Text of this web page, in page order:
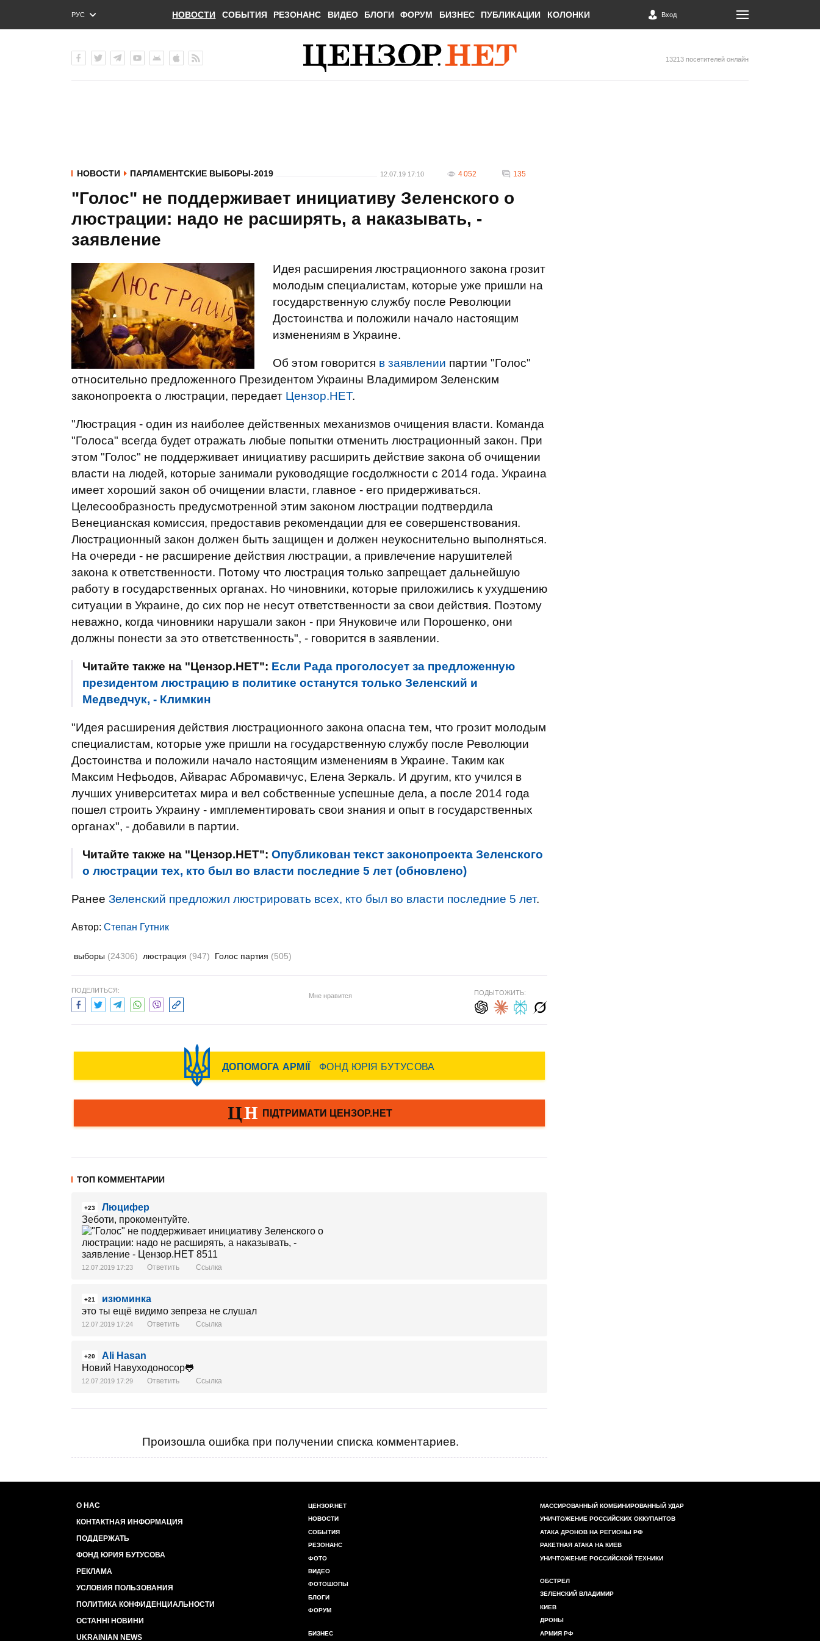
РУС
ENG
НОВОСТИ СОБЫТИЯ РЕЗОНАНС ВИДЕО БЛОГИ ФОРУМ БИЗНЕС ПУБЛИКАЦИИ КОЛОНКИ Вход
13213 посетителей онлайн
НОВОСТИ ПАРЛАМЕНТСКИЕ ВЫБОРЫ-2019 12.07.19 17:10 4 052 135
"Голос" не поддерживает инициативу Зеленского о
люстрации: надо не расширять, а наказывать, -
заявление
Идея расширения люстрационного закона грозит
молодым специалистам, которые уже пришли на
государственную службу после Революции
Достоинства и положили начало настоящим
изменениям в Украине.
Об этом говорится в заявлении партии "Голос"
относительно предложенного Президентом Украины Владимиром Зеленским
законопроекта о люстрации, передает Цензор.НЕТ.
"Люстрация - один из наиболее действенных механизмов очищения власти. Команда
"Голоса" всегда будет отражать любые попытки отменить люстрационный закон. При
этом "Голос" не поддерживает инициативу расширить действие закона об очищении
власти на людей, которые занимали руководящие госдолжности с 2014 года. Украина
имеет хороший закон об очищении власти, главное - его придерживаться.
Целесообразность предусмотренной этим законом люстрации подтвердила
Венецианская комиссия, предоставив рекомендации для ее совершенствования.
Люстрационный закон должен быть защищен и должен неукоснительно выполняться.
На очереди - не расширение действия люстрации, а привлечение нарушителей
закона к ответственности. Потому что люстрация только запрещает дальнейшую
работу в государственных органах. Но чиновники, которые приложились к ухудшению
ситуации в Украине, до сих пор не несут ответственности за свои действия. Поэтому
неважно, когда чиновники нарушали закон - при Януковиче или Порошенко, они
должны понести за это ответственность", - говорится в заявлении.
Читайте также на "Цензор.НЕТ": Если Рада проголосует за предложенную
президентом люстрацию в политике останутся только Зеленский и
Медведчук, - Климкин
"Идея расширения действия люстрационного закона опасна тем, что грозит молодым
специалистам, которые уже пришли на государственную службу после Революции
Достоинства и положили начало настоящим изменениям в Украине. Таким как
Максим Нефьодов, Айварас Абромавичус, Елена Зеркаль. И другим, кто учился в
лучших университетах мира и вел собственные успешные дела, а после 2014 года
пошел строить Украину - имплементировать свои знания и опыт в государственных
органах", - добавили в партии.
Читайте также на "Цензор.НЕТ": Опубликован текст законопроекта Зеленского
о люстрации тех, кто был во власти последние 5 лет (обновлено)
Ранее Зеленский предложил люстрировать всех, кто был во власти последние 5 лет.
Автор: Степан Гутник
выборы (24306) люстрация (947) Голос партия (505)
ПОДЕЛИТЬСЯ:
Мне нравится ПОДЫТОЖИТЬ:
ТОП КОММЕНТАРИИ
+23
Люцифер
Зеботи, прокоментуйте.
12.07.2019 17:23 Ответить Ссылка
+21
изюминка
это ты ещё видимо зепреза не слушал
12.07.2019 17:24 Ответить Ссылка
+20
Ali Hasan
Новий Навуходоносор🐸
12.07.2019 17:29 Ответить Ссылка
Произошла ошибка при получении списка комментариев.
О НАС
КОНТАКТНАЯ ИНФОРМАЦИЯ
ПОДДЕРЖАТЬ
ФОНД ЮРИЯ БУТУСОВА
РЕКЛАМА
УСЛОВИЯ ПОЛЬЗОВАНИЯ
ПОЛИТИКА КОНФИДЕНЦИАЛЬНОСТИ
ОСТАННІ НОВИНИ
UKRAINIAN NEWS
ЦЕНЗОР.НЕТ
НОВОСТИ
СОБЫТИЯ
РЕЗОНАНС
ФОТО
ВИДЕО
ФОТОШОПЫ
БЛОГИ
ФОРУМ
БИЗНЕС
МАССИРОВАННЫЙ КОМБИНИРОВАННЫЙ УДАР
УНИЧТОЖЕНИЕ РОССИЙСКИХ ОККУПАНТОВ
АТАКА ДРОНОВ НА РЕГИОНЫ РФ
РАКЕТНАЯ АТАКА НА КИЕВ
УНИЧТОЖЕНИЕ РОССИЙСКОЙ ТЕХНИКИ
ОБСТРЕЛ
ЗЕЛЕНСКИЙ ВЛАДИМИР
КИЕВ
ДРОНЫ
АРМИЯ РФ